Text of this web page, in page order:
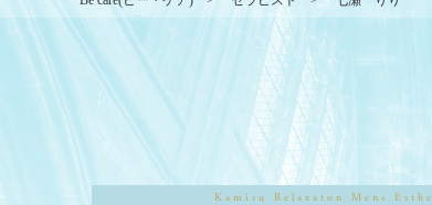
Kamisu Relaxaton Mens Esthe